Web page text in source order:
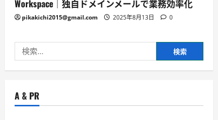
Workspace｜独自ドメインメールで業務効率化
pikakichi2015@gmail.com 2025年8月13日 0
索:
A & PR